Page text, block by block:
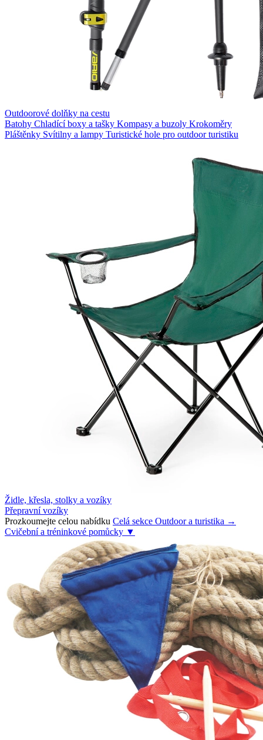
Outdoorové dolňky na cestu
Batohy Chladící boxy a tašky Kompasy a buzoly Krokoměry
Pláštěnky Svítilny a lampy Turistické hole pro outdoor turistiku
Židle, křesla, stolky a vozíky
Přepravní vozíky
Prozkoumejte celou nabídku Celá sekce Outdoor a turistika →
Cvičební a tréninkové pomůcky ▼